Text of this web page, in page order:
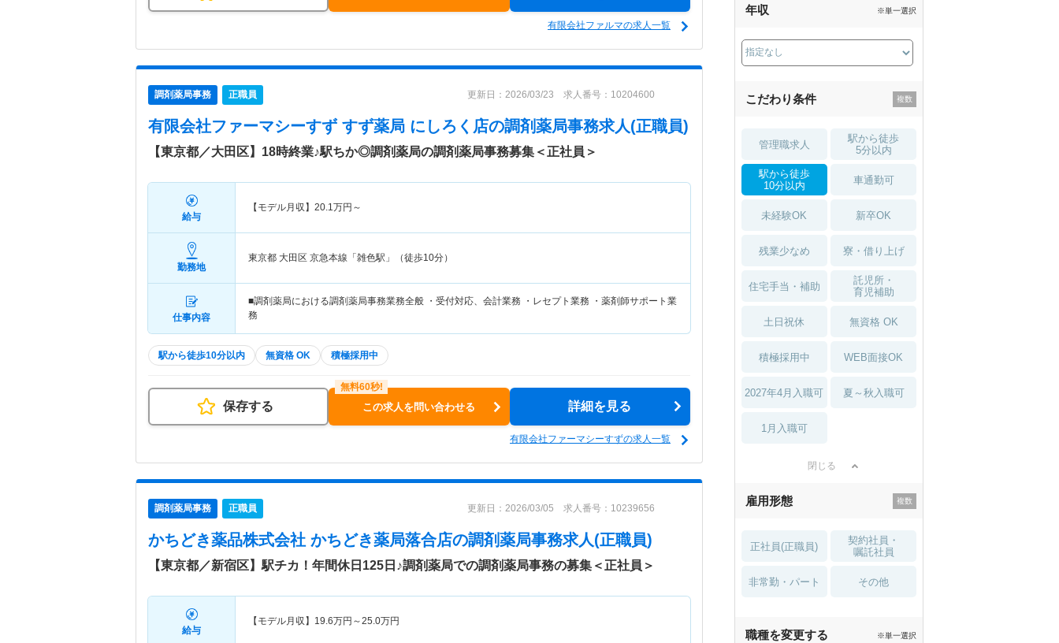
有限会社ファルマの求人一覧
調剤薬局事務 正職員 更新日：2026/03/23 求人番号：10204600
有限会社ファーマシーすず すず薬局 にしろく店の調剤薬局事務求人(正職員)
【東京都／大田区】18時終業♪駅ちか◎調剤薬局の調剤薬局事務募集＜正社員＞
給与
【モデル月収】 20.1万円～
勤務地
東京都 大田区 京急本線「雑色駅」（徒歩10分）
仕事内容
■調剤薬局における調剤薬局事務業務全般 ・受付対応、会計業務 ・レセプト業務 ・薬剤師サポート業
務
駅から徒歩10分以内 無資格 OK 積極採用中
保存する この求人を問い合わせる 詳細を見る
有限会社ファーマシーすずの求人一覧
調剤薬局事務 正職員 更新日：2026/03/05 求人番号：10239656
かちどき薬品株式会社 かちどき薬局落合店の調剤薬局事務求人(正職員)
【東京都／新宿区】駅チカ！年間休日125日♪調剤薬局での調剤薬局事務の募集＜正社員＞
給与
【モデル月収】 19.6万円～25.0万円
薬局・
年収 ※単一選択
こだわり条件
管理職求人
駅から徒歩
5分以内
駅から徒歩
10分以内
車通勤可
未経験OK 新卒OK
残業少なめ 寮・借り上げ
住宅手当・補助
託児所・
育児補助
土日祝休 無資格 OK
積極採用中 WEB面接OK
2027年4月入職可 夏～秋入職可
1月入職可
閉じる
雇用形態
正社員(正職員)
契約社員・
嘱託社員
非常勤・パート その他
職種を変更する ※単一選択